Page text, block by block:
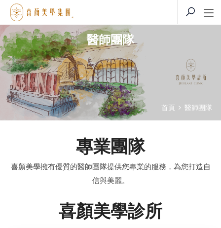
醫師團隊
首頁 醫師團隊
專業團隊
喜顏美學擁有優質的醫師團隊提供您專業的服務，為您打造自
信與美麗。
喜顏美學診所